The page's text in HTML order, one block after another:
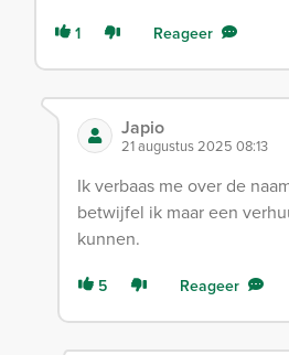
1 Reageer
Japio
21 augustus 2025 08:13
Ik verbaas me over de
betwijfel ik maar een
kunnen.
5 Reageer